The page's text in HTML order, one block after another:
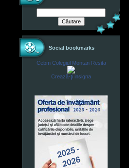
Social bookmarks
Cebm Colegiul Montan Resita
Crează-ţi insigna